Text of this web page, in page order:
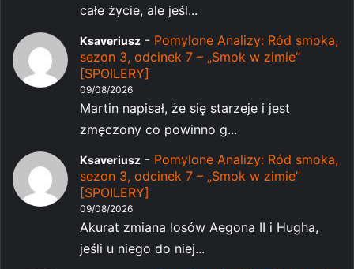
całe życie, ale jeśl...
Ksaveriusz - Pomylone Analizy: Ród smoka,
sezon 3, odcinek 7 – „Smok w zimie”
[SPOILERY]
09/08/2026
Martin napisał, że się starzeje i jest
zmęczony co powinno g...
Ksaveriusz - Pomylone Analizy: Ród smoka,
sezon 3, odcinek 7 – „Smok w zimie”
[SPOILERY]
09/08/2026
Akurat zmiana losów Aegona II i Hugha,
jeśli u niego do niej...